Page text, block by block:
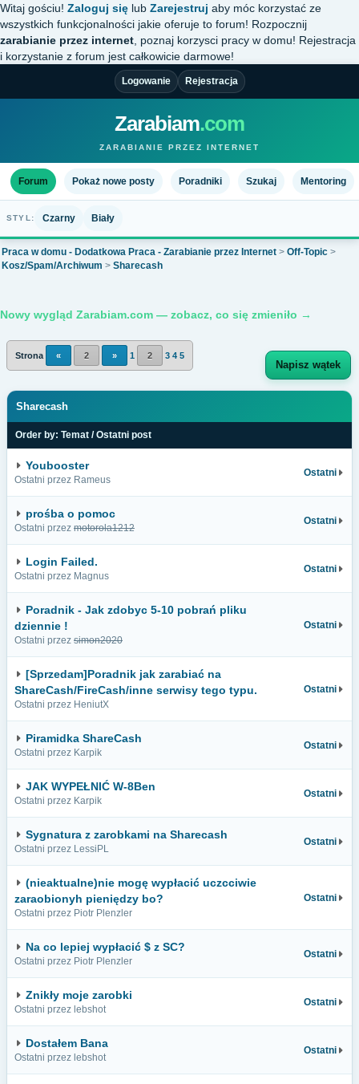
Witaj gościu! Zaloguj się lub Zarejestruj aby móc korzystać ze
wszystkich funkcjonalności jakie oferuje to forum! Rozpocznij
zarabianie przez internet , poznaj korzysci pracy w domu! Rejestracja
i korzystanie z forum jest całkowicie darmowe!
Logowanie Rejestracja
Zarabiam.com
ZARABIANIE PRZEZ INTERNET
Forum Pokaż nowe posty Poradniki Szukaj Mentoring
STYL: Czarny Biały
Praca w domu - Dodatkowa Praca - Zarabianie przez Internet > Off-Topic >
Kosz/Spam/Archiwum > Sharecash
Nowy wygląd Zarabiam.com — zobacz, co się zmieniło →
Strona « 2 » 1 2 3 4 5
Napisz wątek
Sharecash
Order by: Temat /Ostatni post
Youbooster
Ostatni przez Rameus
Ostatni
prośba o pomoc
Ostatni przez motorola1212
Ostatni
Login Failed.
Ostatni przez Magnus
Ostatni
Poradnik - Jak zdobyc 5-10 pobrań pliku
dziennie !
Ostatni przez simon2020
Ostatni
[Sprzedam]Poradnik jak zarabiać na
ShareCash/FireCash/inne serwisy tego typu.
Ostatni przez HeniutX
Ostatni
Piramidka ShareCash
Ostatni przez Karpik
Ostatni
JAK WYPEŁNIĆ W-8Ben
Ostatni przez Karpik
Ostatni
Sygnatura z zarobkami na Sharecash
Ostatni przez LessiPL
Ostatni
(nieaktualne)nie mogę wypłacić uczcciwie
zaraobionyh pieniędzy bo?
Ostatni przez Piotr Plenzler
Ostatni
Na co lepiej wypłacić $ z SC?
Ostatni przez Piotr Plenzler
Ostatni
Znikły moje zarobki
Ostatni przez lebshot
Ostatni
Dostałem Bana
Ostatni przez lebshot
Ostatni